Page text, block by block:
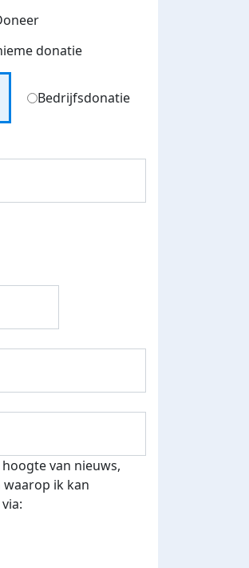
2022
september (om logistieke redenen)
naar de top. Zoals mamma,
donatie
Bedrijfsdonatie
van nieuws,
ik kan